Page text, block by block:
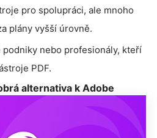
pro spolupráci, ale mnoho
plány vyšší úrovně.
nebo profesionály, kteří
PDF.
alternativa k Adobe